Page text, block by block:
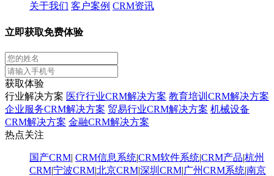
关于我们 客户案例 CRM资讯
立即获取免费体验
获取体验
行业解决方案 医疗行业CRM解决方案 教育培训CRM解决方案
企业服务CRM解决方案 贸易行业CRM解决方案 机械设备
CRM解决方案 金融CRM解决方案
热点关注
国产CRM| CRM信息系统|CRM软件系统|CRM产品|杭州
CRM|宁波CRM|北京CRM|深圳CRM|广州CRM系统|南京